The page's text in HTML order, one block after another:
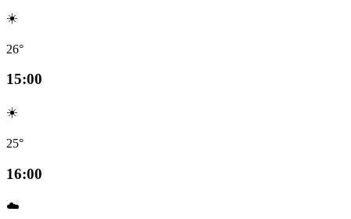
☀️
26°
15:00
☀️
25°
16:00
☁️